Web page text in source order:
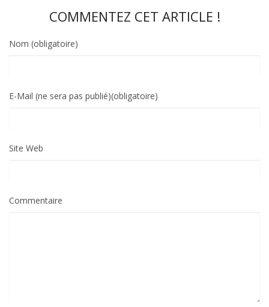
COMMENTEZ CET ARTICLE !
Nom (obligatoire)
E-Mail (ne sera pas publié)(obligatoire)
Site Web
Commentaire